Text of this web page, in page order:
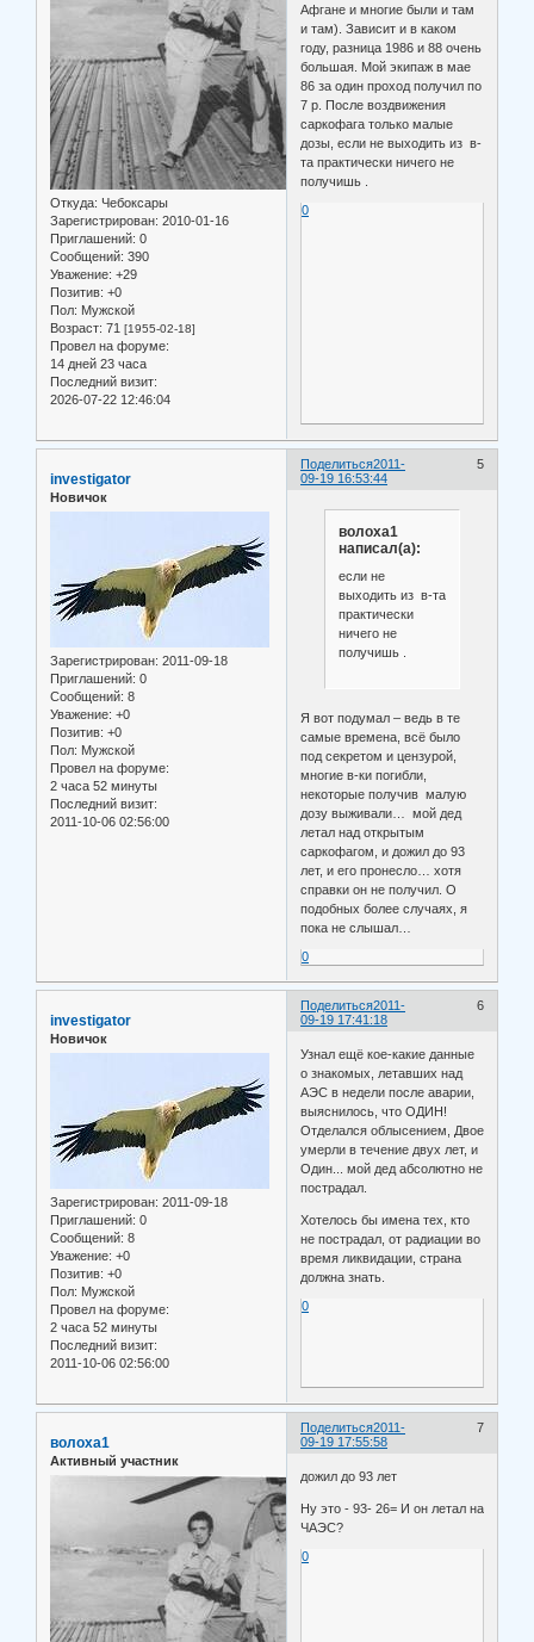
Откуда: Чебоксары
Зарегистрирован: 2010-01-16
Приглашений: 0
Сообщений: 390
Уважение: +29
Позитив: +0
Пол: Мужской
Возраст: 71 [1955-02-18]
Провел на форуме:
14 дней 23 часа
Последний визит:
2026-07-22 12:46:04
Афгане и многие были и там
и там). Зависит и в каком
году, разница 1986 и 88 очень
большая. Мой экипаж в мае
86 за один проход получил по
7 р. После воздвижения
саркофага только малые
дозы, если не выходить из в-
та практически ничего не
получишь .
0
Поделиться 5
2011-
09-19 16:53:44
investigator
Новичок
Зарегистрирован: 2011-09-18
Приглашений: 0
Сообщений: 8
Уважение: +0
Позитив: +0
Пол: Мужской
Провел на форуме:
2 часа 52 минуты
Последний визит:
2011-10-06 02:56:00
волоха1
написал(а):
если не
выходить из в-та
практически
ничего не
получишь .
Я вот подумал – ведь в те
самые времена, всё было
под секретом и цензурой,
многие в-ки погибли,
некоторые получив малую
дозу выживали… мой дед
летал над открытым
саркофагом, и дожил до 93
лет, и его пронесло… хотя
справки он не получил. О
подобных более случаях, я
пока не слышал…
0
Поделиться 6
2011-
09-19 17:41:18
investigator
Новичок
Зарегистрирован: 2011-09-18
Приглашений: 0
Сообщений: 8
Уважение: +0
Позитив: +0
Пол: Мужской
Провел на форуме:
2 часа 52 минуты
Последний визит:
2011-10-06 02:56:00
Узнал ещё кое-какие данные
о знакомых, летавших над
АЭС в недели после аварии,
выяснилось, что ОДИН!
Отделался облысением, Двое
умерли в течение двух лет, и
Один... мой дед абсолютно не
пострадал.
Хотелось бы имена тех, кто
не пострадал, от радиации во
время ликвидации, страна
должна знать.
0
Поделиться 7
2011-
09-19 17:55:58
волоха1
Активный участник
дожил до 93 лет
Ну это - 93- 26= И он летал на
ЧАЭС?
0